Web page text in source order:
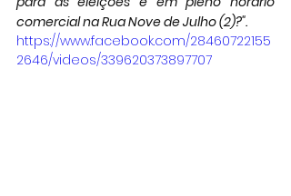
comercial na Rua Nove de Julho (2)?".
https://www.facebook.com/28460722155
2646/videos/339620373897707